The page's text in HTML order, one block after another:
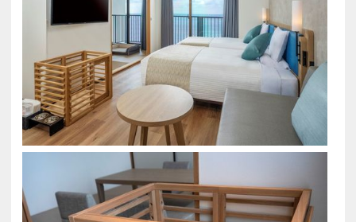
※12歳以上のお客様は入湯税を別途頂戴いたしま
■混雑時はプールの時間とお食事を時間制でご案内
する事がございます。